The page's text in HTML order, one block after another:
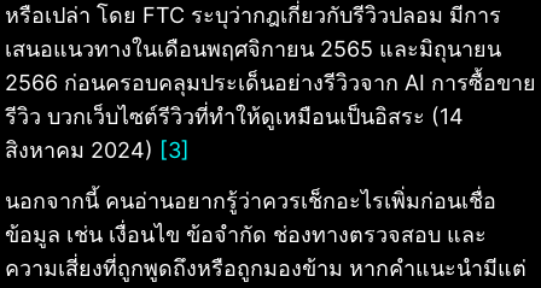
หรือเปล่า โดย FTC ระบุว่ากฎเกี่ยวกับรีวิวปลอม มีการ
เสนอแนวทางในเดือนพฤศจิกายน 2565 และมิถุนายน
2566 ก่อนครอบคลุมประเด็นอย่างรีวิวจาก AI การซื้อขาย
รีวิว บวกเว็บไซต์รีวิวที่ทำให้ดูเหมือนเป็นอิสระ (14
สิงหาคม 2024) [3]
นอกจากนี้ คนอ่านอยากรู้ว่าควรเช็กอะไรเพิ่มก่อนเชื่อ
ข้อมูล เช่น เงื่อนไข ข้อจำกัด ช่องทางตรวจสอบ และ
ความเสี่ยงที่ถูกพูดถึงหรือถูกมองข้าม หากคำแนะนำมีแต่